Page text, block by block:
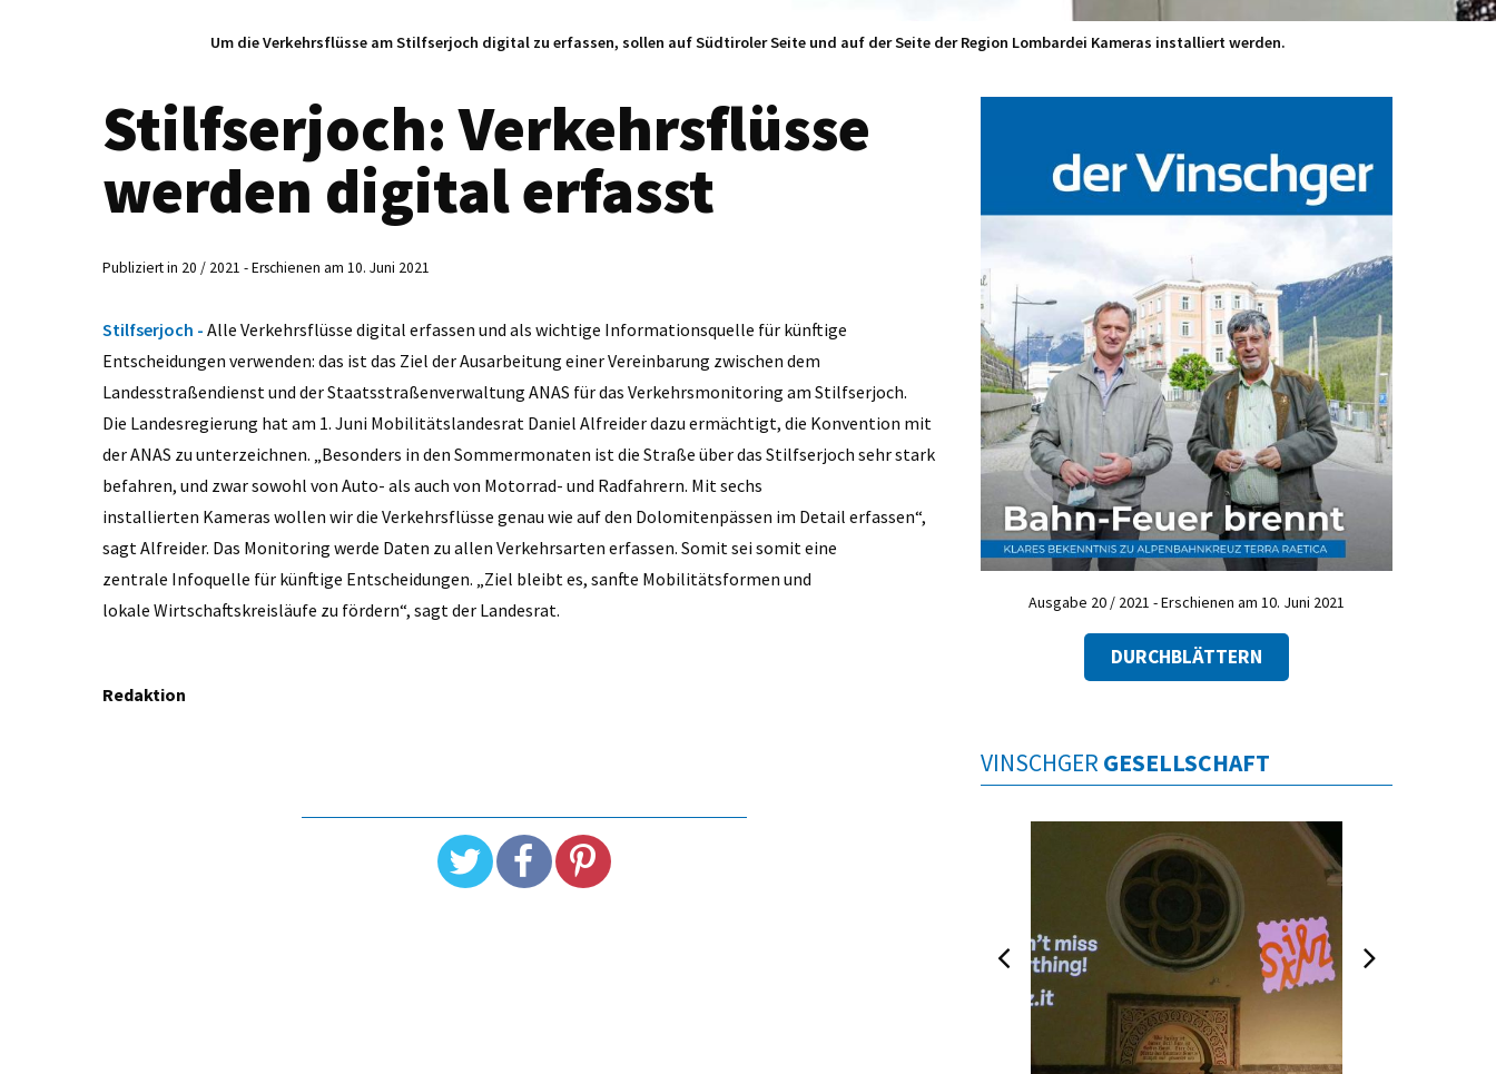
Um die Verkehrsflüsse am Stilfserjoch digital zu erfassen, sollen auf Südtiroler Seite und auf der Seite der Region Lombardei Kameras installiert werden.
Stilfserjoch: Verkehrsflüsse
werden digital erfasst
Publiziert in 20 / 2021 - Erschienen am 10. Juni 2021
Stilfserjoch - Alle Verkehrsflüsse digital erfassen und als wichtige Informationsquelle für künftige
Entscheidungen verwenden: das ist das Ziel der Ausarbeitung einer Vereinbarung zwischen dem
Landesstraßendienst und der Staatsstraßenverwaltung ANAS für das Verkehrsmonitoring am Stilfserjoch.
Die Landesregierung hat am 1. Juni Mobilitätslandesrat Daniel Alfreider dazu ermächtigt, die Konvention mit
der ANAS zu unterzeichnen. „Besonders in den Sommermonaten ist die Straße über das Stilfserjoch sehr stark
befahren, und zwar sowohl von Auto- als auch von Motorrad- und Radfahrern. Mit sechs
installierten Kameras wollen wir die Verkehrsflüsse genau wie auf den Dolomitenpässen im Detail erfassen“,
sagt Alfreider. Das Monitoring werde Daten zu allen Verkehrsarten erfassen. Somit sei somit eine
zentrale Infoquelle für künftige Entscheidungen. „Ziel bleibt es, sanfte Mobilitätsformen und
lokale Wirtschaftskreisläufe zu fördern“, sagt der Landesrat.
Redaktion
Ausgabe 20 / 2021 - Erschienen am 10. Juni 2021
DURCHBLÄTTERN
VINSCHGER GESELLSCHAFT